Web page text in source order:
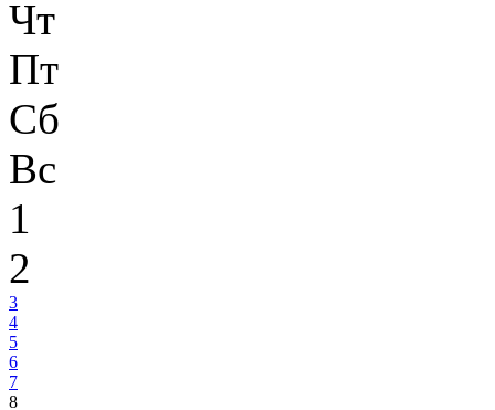
Чт
Пт
Сб
Вс
1
2
3
4
5
6
7
8